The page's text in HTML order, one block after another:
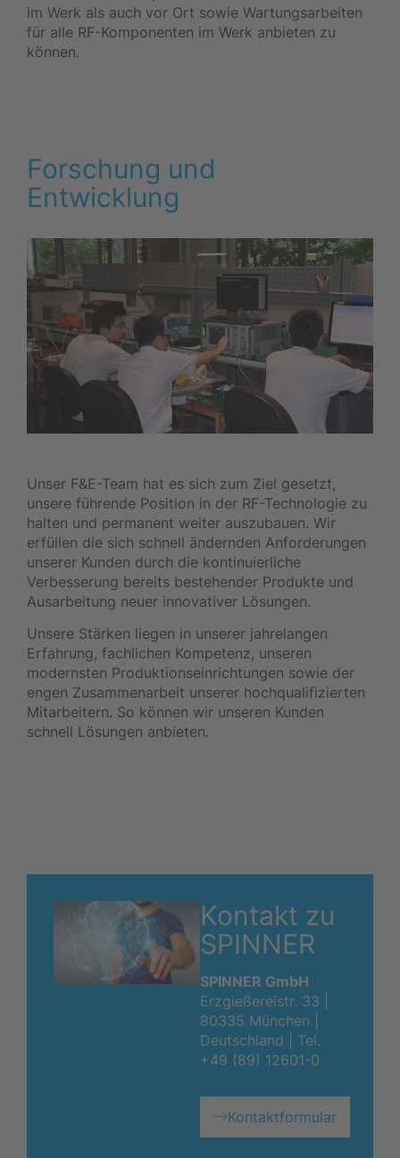
im Werk als auch vor Ort sowie Wartungsarbeiten
für alle RF-Komponenten im Werk anbieten zu
können.
Forschung und
Entwicklung
Unser F&E-Team hat es sich zum Ziel gesetzt,
unsere führende Position in der RF-Technologie zu
halten und permanent weiter auszubauen. Wir
erfüllen die sich schnell ändernden Anforderungen
unserer Kunden durch die kontinuierliche
Verbesserung bereits bestehender Produkte und
Ausarbeitung neuer innovativer Lösungen.
Unsere Stärken liegen in unserer jahrelangen
Erfahrung, fachlichen Kompetenz, unseren
modernsten Produktionseinrichtungen sowie der
engen Zusammenarbeit unserer hochqualifizierten
Mitarbeitern. So können wir unseren Kunden
schnell Lösungen anbieten.
Kontakt zu
SPINNER
SPINNER GmbH
Erzgießereistr. 33 |
80335 München |
Deutschland | Tel.
+49 (89) 12601-0
Kontaktformular